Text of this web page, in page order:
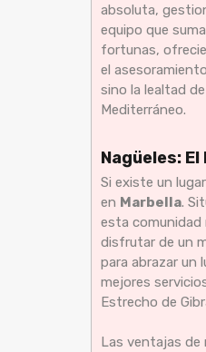
absoluta,
equipo que
fortunas,
el
sino la lealtad
Mediterráneo.
Nagüeles:
Si existe un
en Marbella.
esta comunidad
disfrutar de un
para abrazar un
mejores
Estrecho de
Las ventajas de